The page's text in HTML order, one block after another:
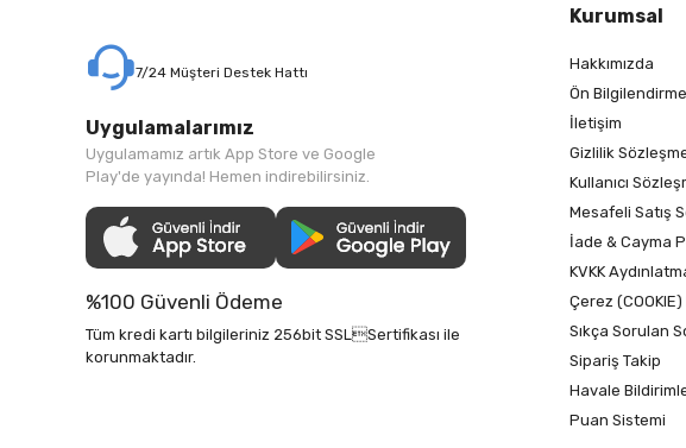
7/24 Müşteri Destek Hattı
Uygulamalarımız
Uygulamamız artık App Store ve Google
Play'de yayında! Hemen indirebilirsiniz.
%100 Güvenli Ödeme
Tüm kredi kartı bilgileriniz 256bit SSLSertifikası ile
korunmaktadır.
Kurumsal
Hakkımızda
Ön Bilgilendirme
İletişim
Gizlilik
Kullanıcı
Mesafeli Satış
İade & Cayma
KVKK
Çerez
Sıkça Sorulan
Sipariş Takip
Havale
Puan Sistemi